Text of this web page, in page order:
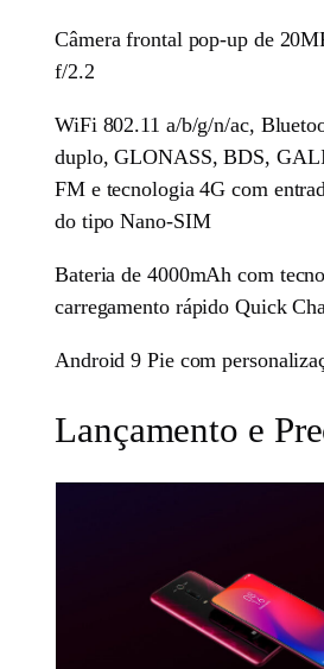
Câmera frontal pop-up de
f/2.2
WiFi 802.11 a/b/g/n/ac,
duplo, GLONASS, BDS,
FM e tecnologia 4G com
do tipo Nano-SIM
Bateria de 4000mAh com
carregamento rápido Quick
Android 9 Pie com
Lançamento e